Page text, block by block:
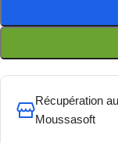
Récupération
Moussasoft